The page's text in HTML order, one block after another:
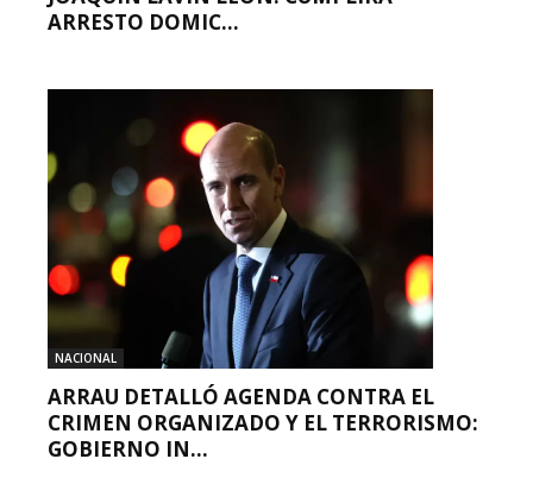
ARRESTO DOMIC...
NACIONAL
ARRAU DETALLÓ AGENDA CONTRA EL
CRIMEN ORGANIZADO Y EL TERRORISMO:
GOBIERNO IN...